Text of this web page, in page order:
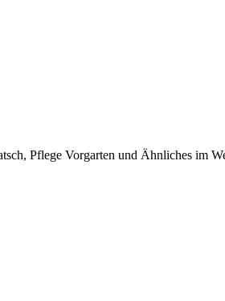
Pflege Vorgarten und Ähnliches im